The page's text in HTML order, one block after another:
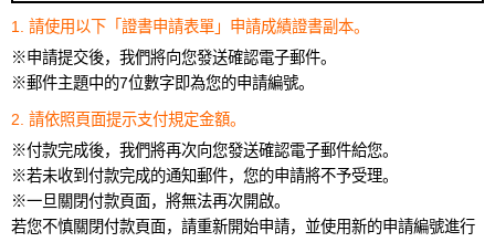
1. 請使用以下「證書申請表單」申請成績證書副本。
※申請提交後，我們將向您發送確認電子郵件。
※郵件主題中的7位數字即為您的申請編號。
2. 請依照頁面提示支付規定金額。
※付款完成後，我們將再次向您發送確認電子郵件給您。
※若未收到付款完成的通知郵件，您的申請將不予受理。
※一旦關閉付款頁面，將無法再次開啟。
若您不慎關閉付款頁面，請重新開始申請，並使用新的申請編號進行